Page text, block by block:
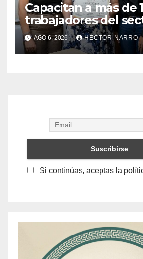
Capacitan a más de
trabajadores del
hotelero en derechos
humanos y respeto
en Los Cabos
AGO 6, 2026 HECTOR NARRO
Si continúas, aceptas la